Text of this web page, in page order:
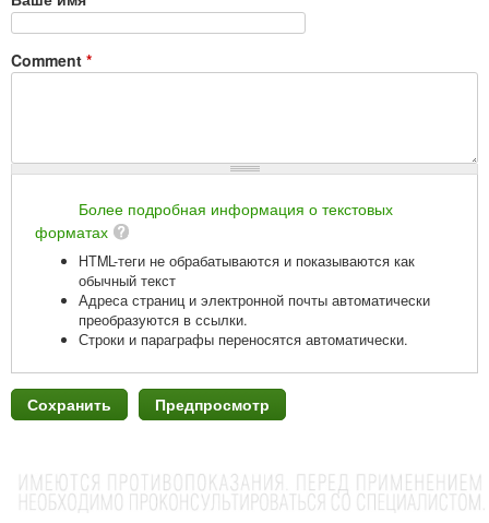
Comment *
Более подробная информация о текстовых
форматах
HTML-теги не обрабатываются и показываются как
обычный текст
Адреса страниц и электронной почты автоматически
преобразуются в ссылки.
Строки и параграфы переносятся автоматически.